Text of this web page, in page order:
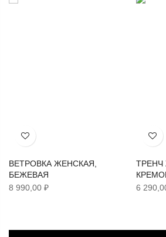
Хочу!
ВЕТРОВКА ЖЕНСКАЯ,
БЕЖЕВАЯ
8 990,00 ₽
ТРЕНЧ
6